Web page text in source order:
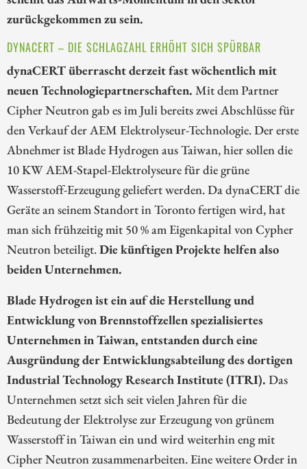
zurückgekommen zu sein.
DYNACERT – DIE SCHLAGZAHL ERHÖHT SICH SPÜRBAR
dynaCERT überrascht derzeit fast wöchentlich mit
neuen Technologiepartnerschaften. Mit dem Partner
Cipher Neutron gab es im Juli bereits zwei Abschlüsse für
den Verkauf der AEM Elektrolyseur-Technologie. Der erste
Abnehmer ist Blade Hydrogen aus Taiwan, hier sollen die
10 KW AEM-Stapel-Elektrolyseure für die grüne
Wasserstoff-Erzeugung geliefert werden. Da dynaCERT die
Geräte an seinem Standort in Toronto fertigen wird, hat
man sich frühzeitig mit 50 % am Eigenkapital von Cypher
Neutron beteiligt.Die künftigen Projekte helfen also
beiden Unternehmen.
Blade Hydrogen ist ein auf die Herstellung und
Entwicklung von Brennstoffzellen spezialisiertes
Unternehmen in Taiwan, entstanden durch eine
Ausgründung der Entwicklungsabteilung des dortigen
Industrial Technology Research Institute (ITRI). Das
Unternehmen setzt sich seit vielen Jahren für die
Bedeutung der Elektrolyse zur Erzeugung von grünem
Wasserstoff in Taiwan ein und wird weiterhin eng mit
Cipher Neutron zusammenarbeiten. Eine weitere Order in